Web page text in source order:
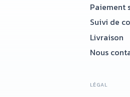
Paiement
Suivi de
Livraison
Nous
LÉGAL